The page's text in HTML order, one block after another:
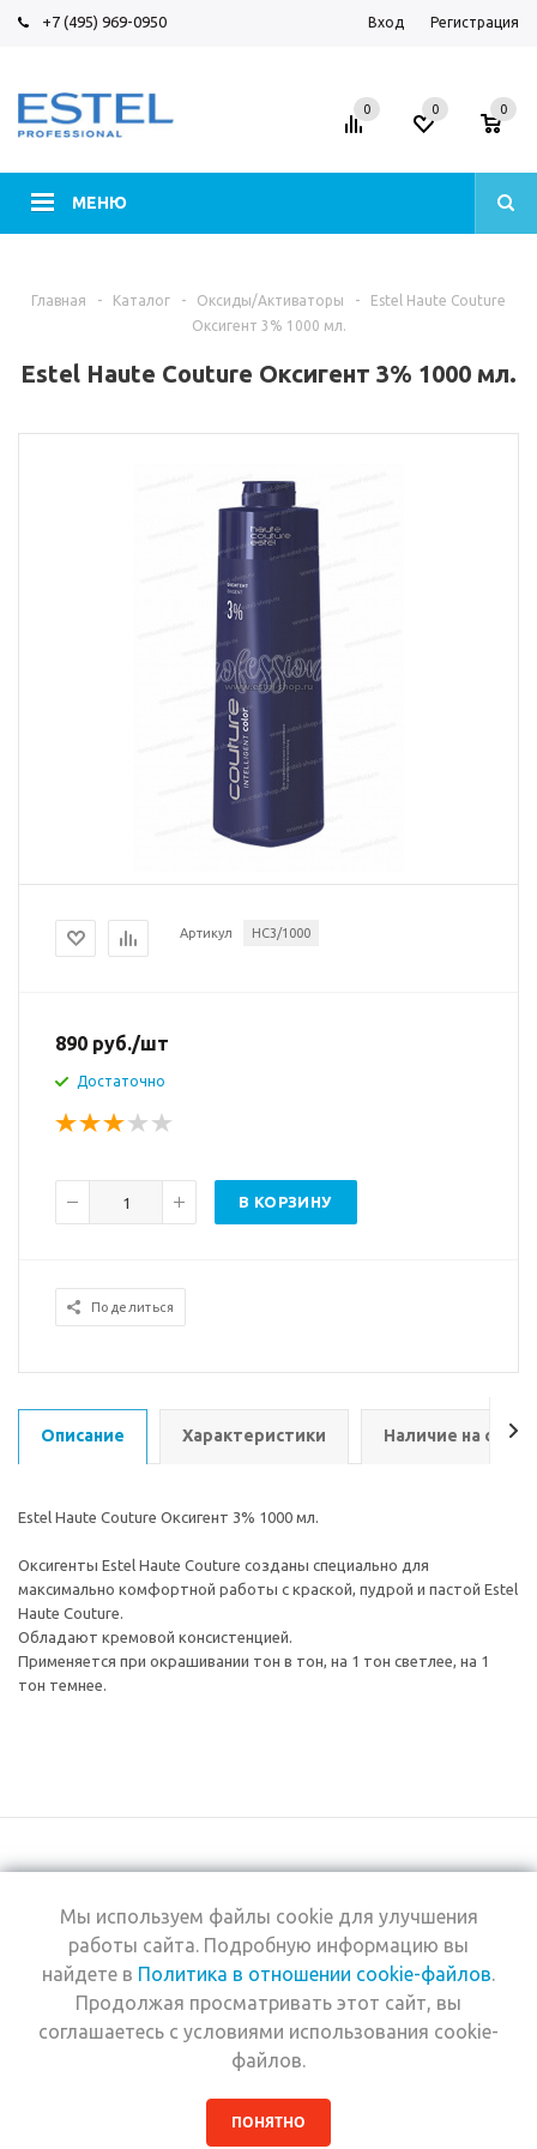
+7 (495) 969-0950 Вход Регистрация
МЕНЮ
0 0 0
Главная - Каталог - Оксиды/Активаторы -
Estel Haute Couture
Оксигент 3% 1000 мл.
Estel Haute Couture Оксигент 3% 1000 мл.
Артикул HC3/1000
890 руб./шт
Достаточно
В КОРЗИНУ
Поделиться
Описание Характеристики Наличие на
Estel Haute Couture Оксигент 3% 1000 мл.
Оксигенты Estel Haute Couture созданы специально для
максимально комфортной работы с краской, пудрой и пастой Estel
Haute Couture.
Обладают кремовой консистенцией.
Применяется при окрашивании тон в тон, на 1 тон светлее, на 1
тон темнее.
+7 (495) 969-0950
2026 © Интернет-
магазин Estel
Компания
Информация
Помощь
Мы используем файлы cookie для улучшения
работы сайта. Подробную информацию вы
найдете в Политика в отношении cookie-файлов.
Продолжая просматривать этот сайт, вы
соглашаетесь с условиями использования cookie-
файлов.
ПОНЯТНО